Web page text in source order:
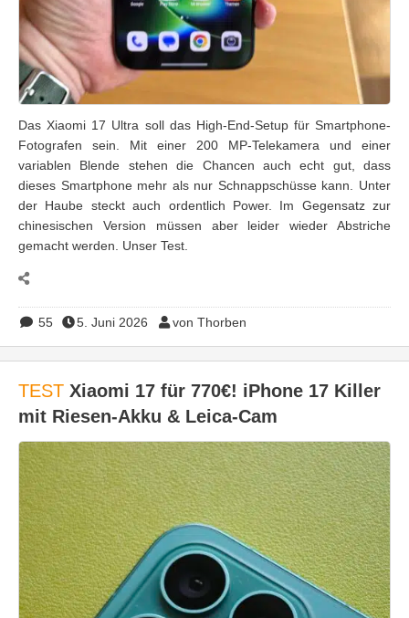
Das Xiaomi 17 Ultra soll das High-End-Setup für Smartphone-
Fotografen sein. Mit einer 200 MP-Telekamera und einer
variablen Blende stehen die Chancen auch echt gut, dass
dieses Smartphone mehr als nur Schnappschüsse kann. Unter
der Haube steckt auch ordentlich Power. Im Gegensatz zur
chinesischen Version müssen aber leider wieder Abstriche
gemacht werden. Unser Test.
55 5. Juni 2026 von Thorben
TEST Xiaomi 17 für 770€! iPhone 17 Killer
mit Riesen-Akku & Leica-Cam